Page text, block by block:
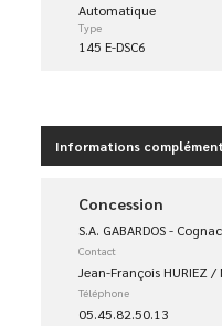
Automatique
Type
145 E-DSC6
Informations
Concession
S.A. GABARDOS - Cognac
Contact
Jean-François HURIEZ /
Téléphone
05.45.82.50.13